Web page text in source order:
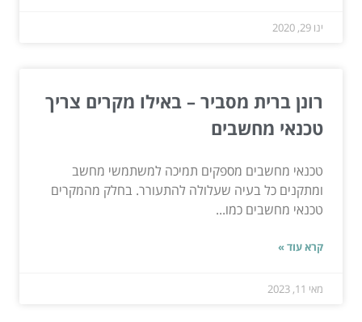
ינו 29, 2020
רונן ברית מסביר – באילו מקרים צריך
טכנאי מחשבים
טכנאי מחשבים מספקים תמיכה למשתמשי מחשב
ומתקנים כל בעיה שעלולה להתעורר. בחלק מהמקרים
טכנאי מחשבים כמו...
קרא עוד »
מאי 11, 2023